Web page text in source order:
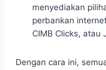
menyediakan
perbankan
CIMB Clicks, atau
Dengan cara ini,